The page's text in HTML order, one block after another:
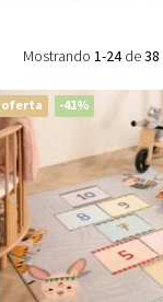
Mostrando 1-24de38
oferta -41%